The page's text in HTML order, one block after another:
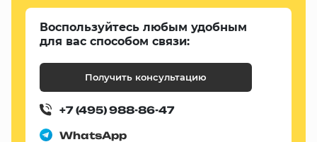
Воспользуйтесь любым удобным
для вас способом связи:
Получить консультацию
+7 (495) 988-86-47
WhatsApp